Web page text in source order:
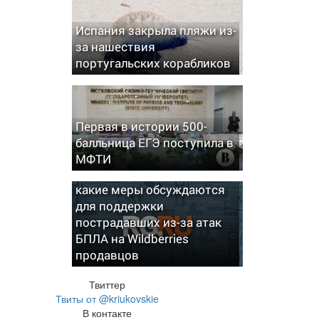
Испания закрыла пляжи из-
за нашествия
португальских корабликов
Первая в истории 500-
балльница ЕГЭ поступила в
МФТИ
В Минфине рассказали,
какие меры обсуждаются
для поддержки
пострадавших из-за атак
БПЛА на Wildberries
продавцов
Твиттер
Твиты от @kriukovskie
В контакте